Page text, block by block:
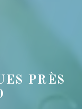
PRÈS